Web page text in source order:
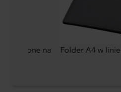
na Folder A4 w linie